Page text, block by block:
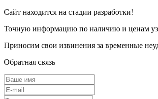
Сайт находится на стадии разработки!
Точную информацию по наличию и ценам
Приносим свои извинения за временные
Обратная связь